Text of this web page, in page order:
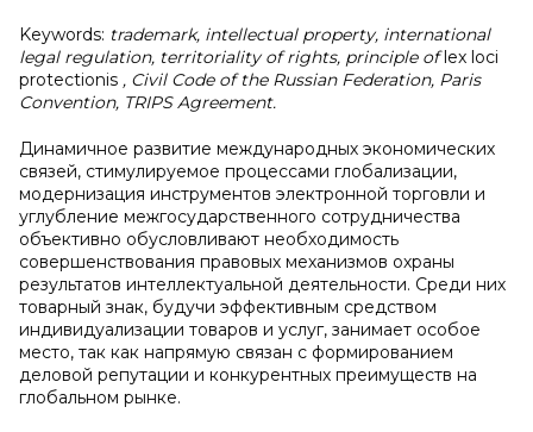
Keywords: trademark, intellectual property, international
legal regulation, territoriality of rights, principle oflex loci
protectionis , Civil Code of the Russian Federation, Paris
Convention, TRIPS Agreement.
Динамичное развитие международных экономических
связей, стимулируемое процессами глобализации,
модернизация инструментов электронной торговли и
углубление межгосударственного сотрудничества
объективно обусловливают необходимость
совершенствования правовых механизмов охраны
результатов интеллектуальной деятельности. Среди них
товарный знак, будучи эффективным средством
индивидуализации товаров и услуг, занимает особое
место, так как напрямую связан с формированием
деловой репутации и конкурентных преимуществ на
глобальном рынке.